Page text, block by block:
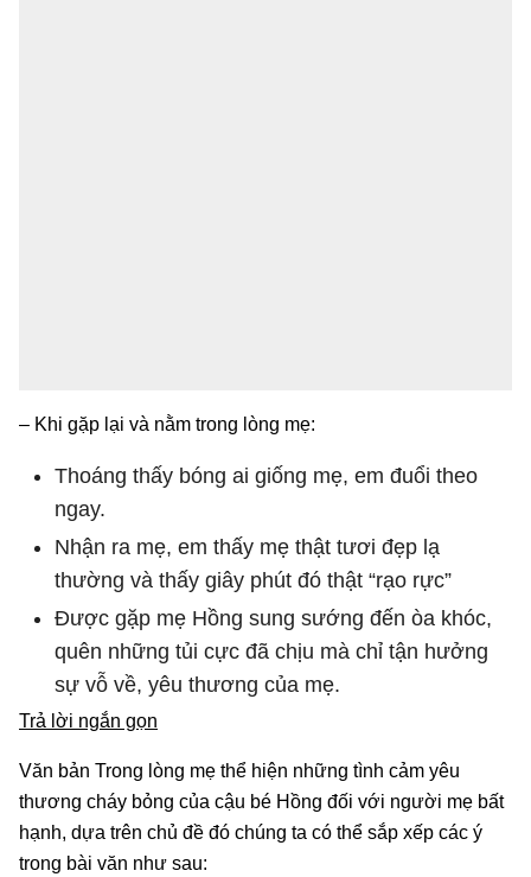
– Khi gặp lại và nằm trong lòng mẹ:
Thoáng thấy bóng ai giống mẹ, em đuổi theo
ngay.
Nhận ra mẹ, em thấy mẹ thật tươi đẹp lạ
thường và thấy giây phút đó thật “rạo rực”
Được gặp mẹ Hồng sung sướng đến òa khóc,
quên những tủi cực đã chịu mà chỉ tận hưởng
sự vỗ về, yêu thương của mẹ.
Trả lời ngắn gọn
Văn bản Trong lòng mẹ thể hiện những tình cảm yêu
thương cháy bỏng của cậu bé Hồng đối với người mẹ bất
hạnh, dựa trên chủ đề đó chúng ta có thể sắp xếp các ý
trong bài văn như sau: